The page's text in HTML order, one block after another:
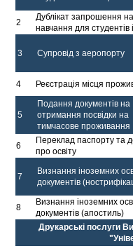
2
Дублікат запрошення на
навчання для студентів
3 Супровід з аеропорту
4
Реєстрація місця
5
Подання документів на
отримання посвідки на
тимчасове проживання
6
Переклад паспорту та
про освіту
7
Визнання іноземних
документів
8
Визнання іноземних
документів (апостиль)
Друкарські послуги